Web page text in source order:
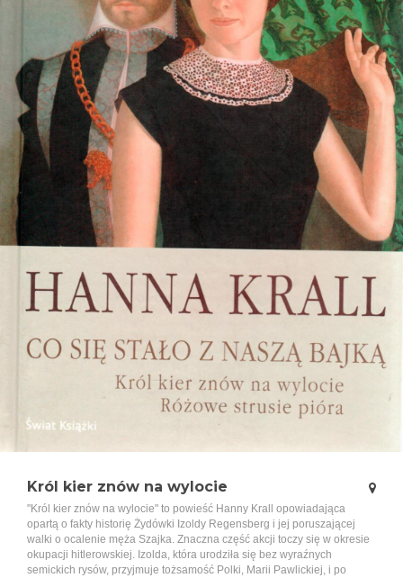
Król kier znów na wylocie
"Król kier znów na wylocie" to powieść Hanny Krall opowiadająca
opartą o fakty historię Żydówki Izoldy Regensberg i jej poruszającej
walki o ocalenie męża Szajka. Znaczna część akcji toczy się w okresie
okupacji hitlerowskiej. Izolda, która urodziła się bez wyraźnych
semickich rysów, przyjmuje tożsamość Polki, Marii Pawlickiej, i po